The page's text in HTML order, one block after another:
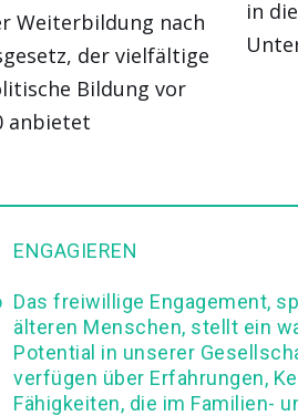
Weiterbildung nach
der vielfältige
Bildung vor
anbietet
in
ENGAGIEREN
Das freiwillige Engagement,
älteren Menschen, stellt ein
Potential in unserer
verfügen über Erfahrungen,
Fähigkeiten, die im Familien-